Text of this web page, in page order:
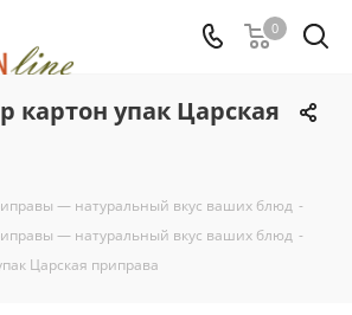
0
картон упак Царская
— натуральный вкус ваших блюд -
— натуральный вкус ваших блюд -
Царская приправа